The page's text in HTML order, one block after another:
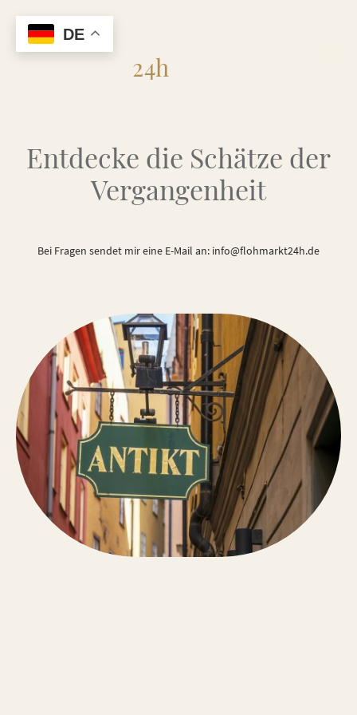
24h
Entdecke die Schätze der
Vergangenheit
Bei Fragen sendet mir eine E-Mail an: info@flohmarkt24h.de
DE